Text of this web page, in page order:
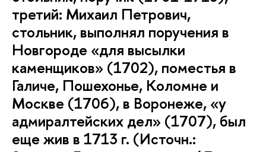
третий: Михаил Петрович,
стольник, выполнял поручения в
Новгороде «для высылки
каменщиков» (1702), поместья в
Галиче, Пошехонье, Коломне и
Москве (1706), в Воронеже, «у
адмиралтейских дел» (1707), был
еще жив в 1713 г. (Источн.: